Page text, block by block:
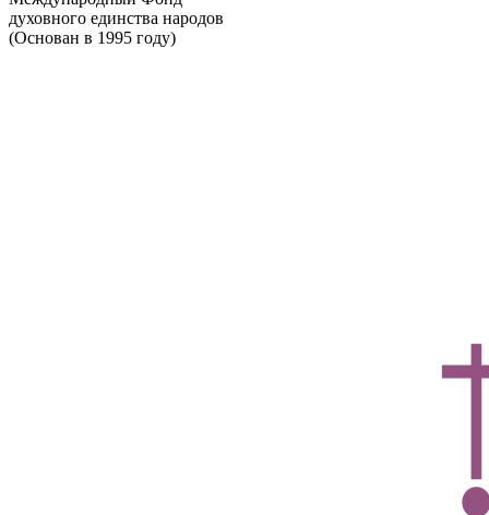
духовного единства народов
(Основан в 1995 году)